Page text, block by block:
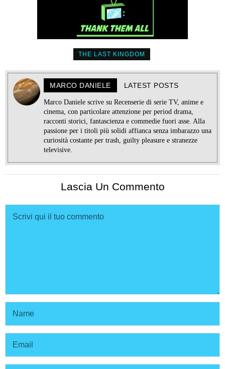
THE LAST KINGDOM
MARCO DANIELE LATEST POSTS
Marco Daniele scrive su Recenserie di serie TV, anime e
cinema, con particolare attenzione per period drama,
racconti storici, fantascienza e commedie fuori asse. Alla
passione per i titoli più solidi affianca senza imbarazzo una
curiosità costante per trash, guilty pleasure e stranezze
televisive.
Lascia Un Commento